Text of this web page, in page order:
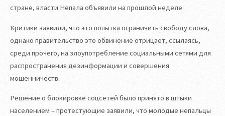
стране, власти Непала объявили на прошлой неделе.
Критики заявили, что это попытка ограничить свободу слова,
однако правительство это обвинение отрицает, ссылаясь,
среди прочего, на злоупотребление социальными сетями для
распространения дезинформации и совершения
мошенничеств.
Решение о блокировке соцсетей было принято в штыки
населением – протестующие заявили, что молодые непальцы